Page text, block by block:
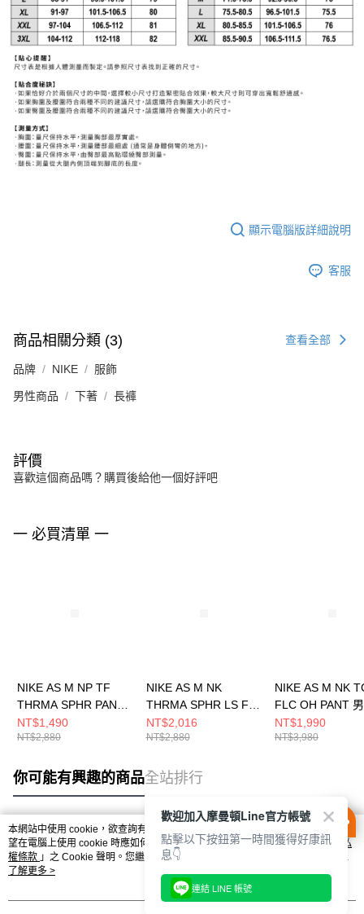
顯示電腦版詳細說明
客服
商品相關分類 (3) 查看全部
品牌 NIKE 服飾
男性商品 下著 長褲
評價
喜歡這個商品嗎？購買後給他一個好評吧
一 必買清單 一
NIKE AS M NP TF
THRMA SPHR PANT
男 長褲 DD2123068
NT$1,490
NT$2,880
NIKE AS M NK
THRMA SPHR LS FZ
TOP 男 立領外套
DM5941010
NT$2,016
NT$2,880
NIKE AS M NK
FLC OH PANT
FB8013222
NT$1,990
NT$3,980
你可能有興趣的商品全站排行
熱門標籤
本網站中使用 cookie，欲查詢有關本網站使用 cookie 方式之詳情，及若您不希
望在電腦上使用 cookie 時應如何變更電腦的 cookie 設定，請參閱本網站「
隱私
權條款 」之 Cookie 聲明。您繼續使用本網站即表示您同意本公司得按本網站使
用條款之 Cookie 聲明使用 cookie。
了解更多 >
歡迎加入摩曼頓Line官方帳號
點擊以下按鈕第一時間獲得好康訊
息👇
連結 LINE 帳號